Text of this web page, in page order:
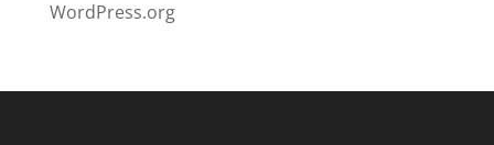
WordPress.org